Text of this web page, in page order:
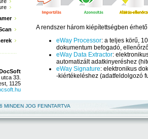
A rendszer három kiépítettségben
eWay Processor: a teljes körű,
dokumentum befogadó,
eWay Data Extractor:
automatizált adatkinyeréshez
eWay Signature: elektronikus
-kiértékeléshez (adatfeldolgozó
33.
1125
MINDEN JOG FENNTARTVA